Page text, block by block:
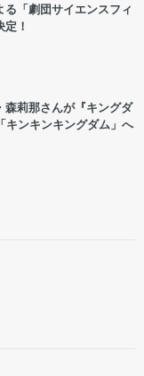
「劇団サイエンスフィ
！
莉那さんが『キングダ
キンキンキングダム」へ